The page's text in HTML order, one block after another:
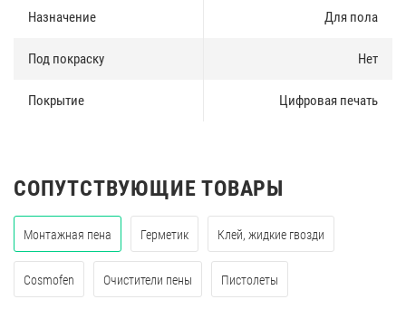
Назначение Для пола
Под покраску Нет
Покрытие Цифровая печать
СОПУТСТВУЮЩИЕ ТОВАРЫ
Монтажная пена Герметик Клей, жидкие гвозди
Cosmofen Очистители пены Пистолеты